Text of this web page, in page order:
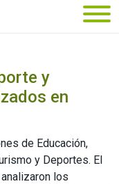
y
en
de Educación,
y Deportes. El
los